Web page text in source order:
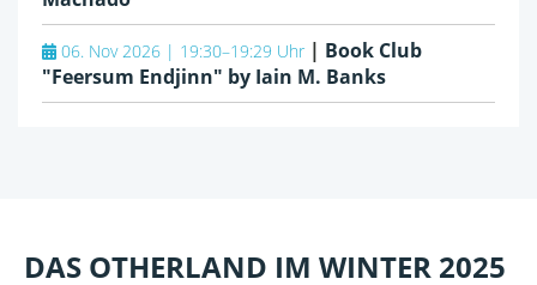
06. Nov 2026 | 19:30–19:29 Uhr | Book Club
"Feersum Endjinn" by Iain M. Banks
DAS OTHERLAND IM WINTER 2025